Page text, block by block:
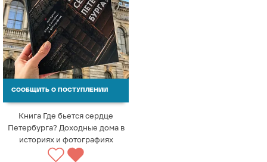
СООБЩИТЬ О ПОСТУПЛЕНИИ
Книга Где бьется сердце
Петербурга? Доходные дома в
историях и фотографиях